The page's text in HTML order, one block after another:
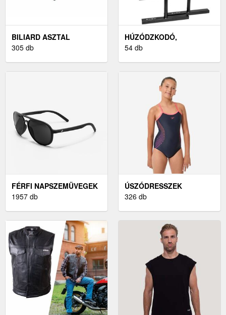
BILIARD ASZTAL
305 db
HÚZÓDZKODÓ,
TOLÓDZKODÓ
54 db
FÉRFI NAPSZEMÜVEGEK
1957 db
ÚSZÓDRESSZEK
326 db